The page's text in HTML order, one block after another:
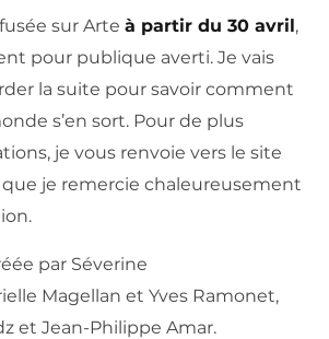
sur Arte à partir du 30 avril,
pour publique averti. Je vais
la suite pour savoir comment
s’en sort. Pour de plus
je vous renvoie vers le site
que je remercie chaleureusement
par Séverine
Magellan et Yves Ramonet,
et Jean-Philippe Amar.